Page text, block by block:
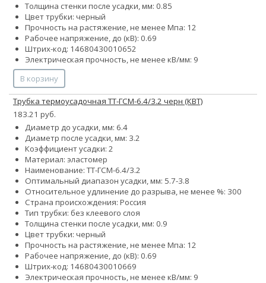
Толщина стенки после усадки, мм: 0.85
Цвет трубки: черный
Прочность на растяжение, не менее Мпа: 12
Рабочее напряжение, до (кВ): 0.69
Штрих-код: 14680430010652
Электрическая прочность, не менее кВ/мм: 9
В корзину
Трубка термоусадочная ТТ-ГСМ-6.4/3.2 черн (КВТ)
183.21 руб.
Диаметр до усадки, мм: 6.4
Диаметр после усадки, мм: 3.2
Коэффициент усадки: 2
Материал: эластомер
Наименование: ТТ-ГСМ-6.4/3.2
Оптимальный диапазон усадки, мм: 5.7-3.8
Относительное удлинение до разрыва, не менее %: 300
Страна происхождения: Россия
Тип трубки: без клеевого слоя
Толщина стенки после усадки, мм: 0.9
Цвет трубки: черный
Прочность на растяжение, не менее Мпа: 12
Рабочее напряжение, до (кВ): 0.69
Штрих-код: 14680430010669
Электрическая прочность, не менее кВ/мм: 9